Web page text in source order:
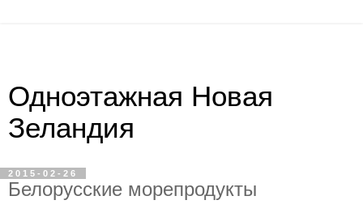
Одноэтажная Новая
Зеландия
2015-02-26
Белорусские морепродукты